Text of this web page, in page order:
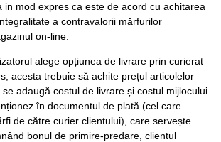
in mod expres ca este de acord cu achitarea
a contravalorii mărfurilor
on-line.
alege opțiunea de livrare prin curierat
acesta trebuie să achite prețul articolelor
adaugă costul de livrare și costul mijlocului
în documentul de plată (cel care
de către curier clientului), care servește
bonul de primire-predare, clientul